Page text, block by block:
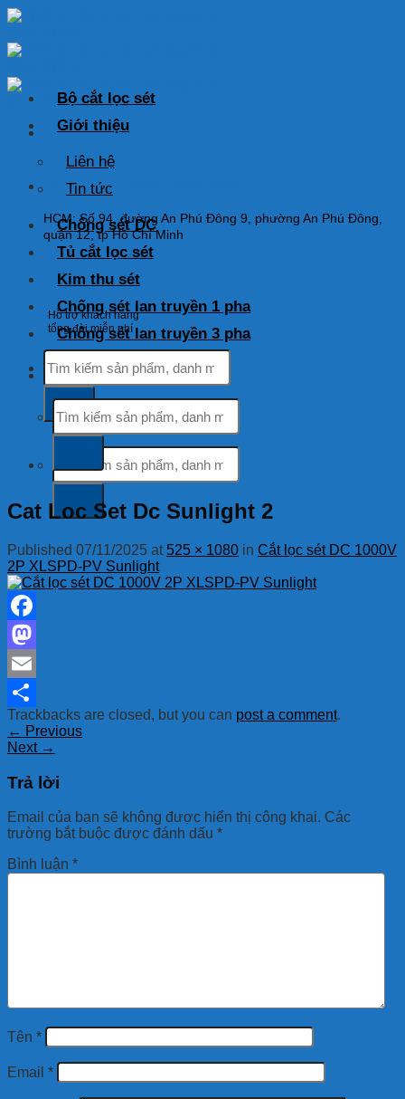
Skip
content
HOTLINE: 0925 038 097
HCM: Số 94, đường An Phú Đông 9, phường An Phú Đông,
quận 12, tp Hồ Chí Minh
Hỗ trợ khách hàng
tổng đài miễn phí
Tìm
kiếm:
kiếm:
Bộ cắt lọc sét
Giới thiệu
Liên hệ
Tin tức
Chống sét DC
Tủ cắt lọc sét
Kim thu sét
Chống sét lan truyền 1 pha
Chống sét lan truyền 3 pha
Tìm
kiếm:
Cat Loc Set Dc Sunlight 2
Published 07/11/2025 at525 × 1080 in Cắt lọc sét DC 1000V
2P XLSPD-PV Sunlight
Facebook
Mastodon
Email
Share
Trackbacks are closed, but you can post a comment.
← Previous
Next →
Trả lời
Email của bạn sẽ không được hiển thị công khai. Các
trường bắt buộc được đánh dấu *
Bình luận *
Tên *
Email *